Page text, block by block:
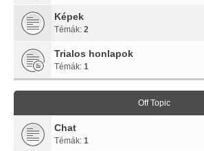
Képek
Témák: 2
Trialos honlapok
Témák: 1
Off Topic
Chat
Témák: 1